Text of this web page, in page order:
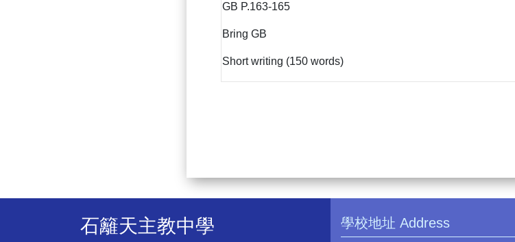
GB P.163-165
Bring GB
Short writing (150 words)
石籬天主教中學 學校地址 Address